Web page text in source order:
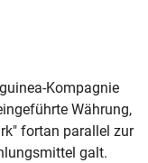
Kompagnie
Währung,
fortan parallel zur
galt.